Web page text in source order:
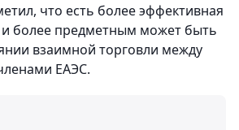
что есть более эффективная
и более предметным может быть
взаимной торговли между
ЕАЭС.